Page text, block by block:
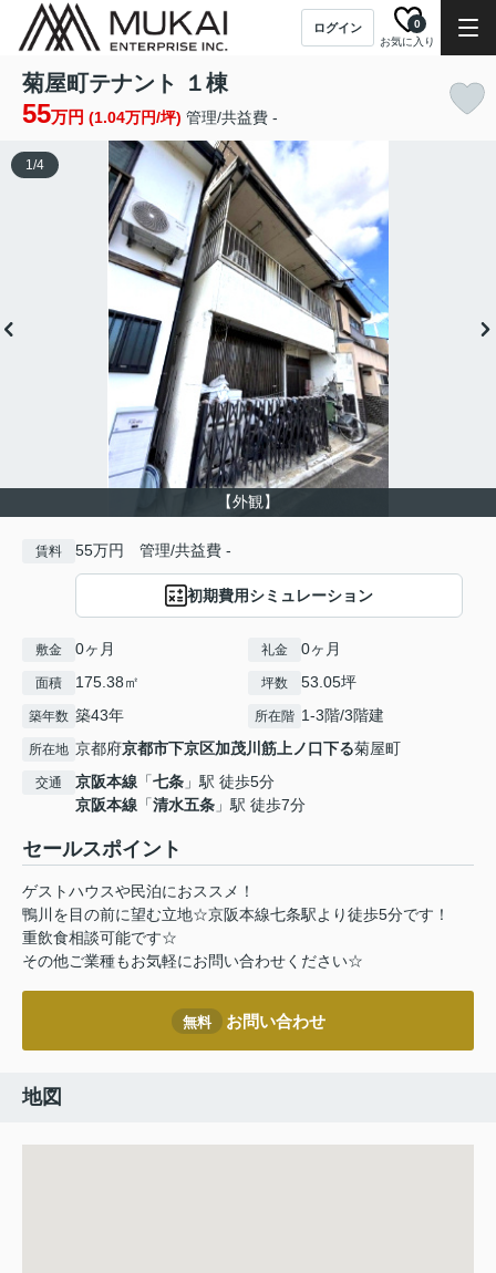
ログイン
お気に入り
0
菊屋町テナント １棟
55万円 (1.04万円/坪) 管理/共益費 -
【外観】
1/4
賃料 55万円 管理/共益費 -
初期費用シミュレーション
敷金 0ヶ月 礼金 0ヶ月
面積 175.38㎡ 坪数 53.05坪
築年数 築43年 所在階 1-3階/3階建
所在地 京都府京都市下京区加茂川筋上ノ口下る菊屋町
交通 京阪本線 「七条 」駅 徒歩5分
京阪本線 「清水五条 」駅 徒歩7分
セールスポイント
ゲストハウスや民泊におススメ！
鴨川を目の前に望む立地☆京阪本線七条駅より徒歩5分です！
重飲食相談可能です☆
その他ご業種もお気軽にお問い合わせください☆
無料 お問い合わせ
地図